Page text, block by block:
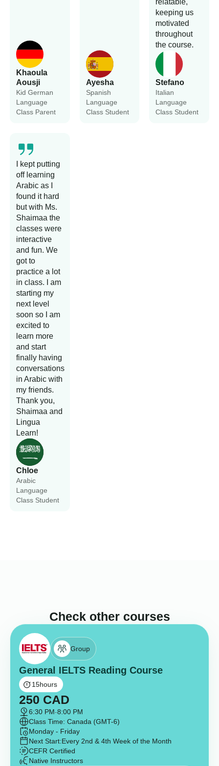
Khaoula
Aousji
Kid German
Language
Class Parent
Ayesha
Spanish
Language
Class Student
Stefano
Italian
Language
Class Student
relatable,
keeping us
motivated
throughout
the course.
Chloe
Arabic
Language
Class Student
I kept putting
off learning
Arabic as I
found it hard
but with Ms.
Shaimaa the
classes were
interactive
and fun. We
got to
practice a lot
in class. I am
starting my
next level
soon so I am
excited to
learn more
and start
finally having
conversations
in Arabic with
my friends.
Thank you,
Shaimaa and
Lingua
Learn!
Check other courses
Group
General IELTS Reading Course
15hours
250 CAD
6:30 PM-8:00 PM
Class Time: Canada (GMT-6)
Monday - Friday
Next Start:Every 2nd & 4th Week of the Month
CEFR Certified
Native Instructors